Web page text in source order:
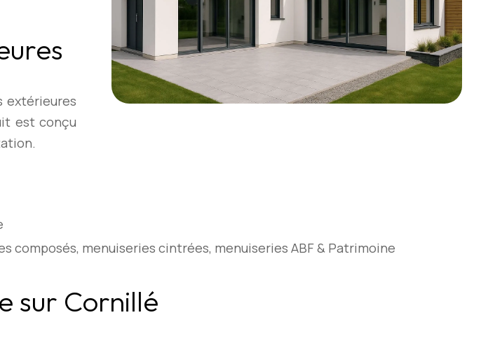
extérieures
est conçu
composés, menuiseries cintrées, menuiseries ABF & Patrimoine
sur Cornillé